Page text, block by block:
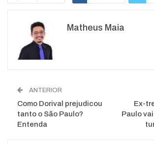
WhatsApp
Matheus Maia
ANTERIOR
Como Dorival prejudicou
tanto o São Paulo?
Entenda
Ex-
Paulo